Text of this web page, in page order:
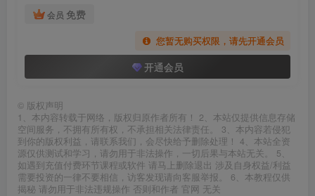
会员 免费
您暂无购买权限，请先开通会员
开通会员
© 版权声明
1、本内容转载于网络，版权归原作者所有！ 2、本站仅提供信息存储
空间服务，不拥有所有权，不承担相关法律责任。 3、本内容若侵犯
到你的版权利益，请联系我们，会尽快给予删除处理！ 4、本站全资
源仅供测试和学习，请勿用于非法操作，一切后果与本站无关。 5、
如遇到充值付费环节课程或软件 请马上删除退出 涉及自身权益/利益
需要投资的一律不要相信，访客发现请向客服举报。 6、本教程仅供
揭秘 请勿用于非法违规操作 否则和作者 官网 无关